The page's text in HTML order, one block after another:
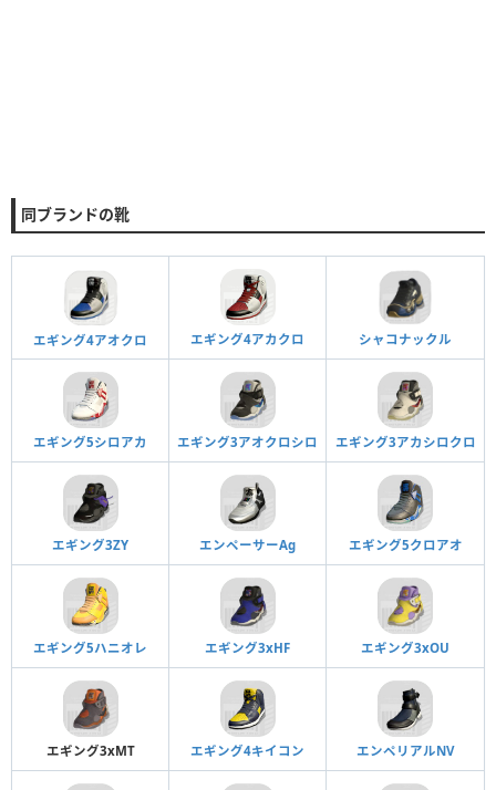
同ブランドの靴
エギング4アオクロ エギング4アカクロ シャコナックル
エギング5シロアカ エギング3アオクロシロ エギング3アカシロクロ
エギング3ZY エンペーサーAg エギング5クロアオ
エギング5ハニオレ エギング3xHF エギング3xOU
エギング3xMT エギング4キイコン エンペリアルNV